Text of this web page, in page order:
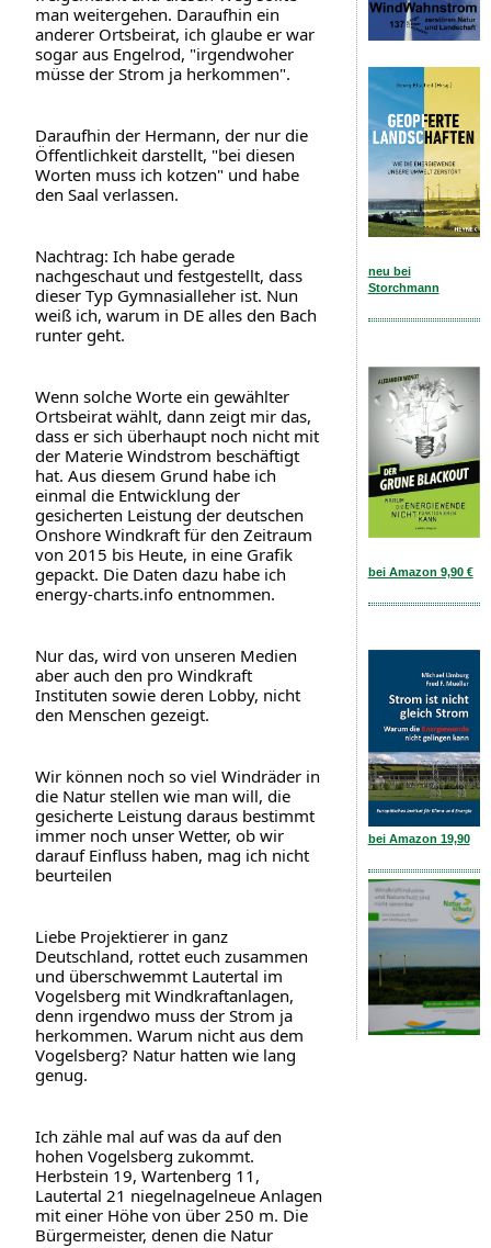
man weitergehen. Daraufhin ein
anderer Ortsbeirat, ich glaube er war
sogar aus Engelrod, "irgendwoher
müsse der Strom ja herkommen".
Daraufhin der Hermann, der nur die
Öffentlichkeit darstellt, "bei diesen
Worten muss ich kotzen" und habe
den Saal verlassen.
Nachtrag: Ich habe gerade
nachgeschaut und festgestellt, dass
dieser Typ Gymnasialleher ist. Nun
weiß ich, warum in DE alles den Bach
runter geht.
Wenn solche Worte ein gewählter
Ortsbeirat wählt, dann zeigt mir das,
dass er sich überhaupt noch nicht mit
der Materie Windstrom beschäftigt
hat. Aus diesem Grund habe ich
einmal die Entwicklung der
gesicherten Leistung der deutschen
Onshore Windkraft für den Zeitraum
von 2015 bis Heute, in eine Grafik
gepackt. Die Daten dazu habe ich
energy-charts.info entnommen.
Nur das, wird von unseren Medien
aber auch den pro Windkraft
Instituten sowie deren Lobby, nicht
den Menschen gezeigt.
Wir können noch so viel Windräder in
die Natur stellen wie man will, die
gesicherte Leistung daraus bestimmt
immer noch unser Wetter, ob wir
darauf Einfluss haben, mag ich nicht
beurteilen
Liebe Projektierer in ganz
Deutschland, rottet euch zusammen
und überschwemmt Lautertal im
Vogelsberg mit Windkraftanlagen,
denn irgendwo muss der Strom ja
herkommen. Warum nicht aus dem
Vogelsberg? Natur hatten wie lang
genug.
Ich zähle mal auf was da auf den
hohen Vogelsberg zukommt.
Herbstein 19, Wartenberg 11,
Lautertal 21 niegelnagelneue Anlagen
mit einer Höhe von über 250 m. Die
Bürgermeister, denen die Natur
neu bei
Storchmann
bei Amazon 9,90 €
bei Amazon 19,90